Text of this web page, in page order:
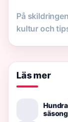
På
kultur och
Läs mer